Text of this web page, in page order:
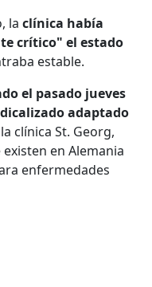
laclínica había
crítico" el estado
estable.
el pasado jueves
adaptado
clínica St. Georg,
en Alemania
enfermedades